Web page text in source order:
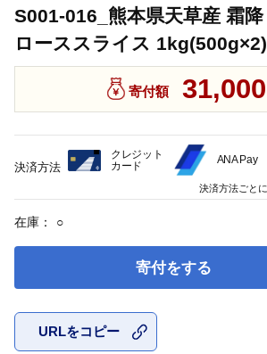
S001-016_熊本県天草産 霜
ローススライス 1kg(500g×2)
寄付額
在庫： ○
寄付をする
URLをコピー
決済方法
クレジット
カード
ANA Pay
決済方法ごと